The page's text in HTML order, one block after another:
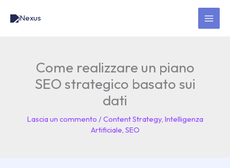
Come realizzare un piano
SEO strategico basato sui
dati
Lascia un commento /Content Strategy, Intelligenza
Artificiale SEO